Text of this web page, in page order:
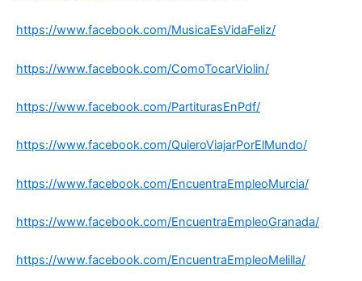
https://www.facebook.com/MusicaEsVidaFeliz/
https://www.facebook.com/ComoTocarViolin/
https://www.facebook.com/PartiturasEnPdf/
https://www.facebook.com/QuieroViajarPorElMundo/
https://www.facebook.com/EncuentraEmpleoMurcia/
https://www.facebook.com/EncuentraEmpleoGranada/
https://www.facebook.com/EncuentraEmpleoMelilla/